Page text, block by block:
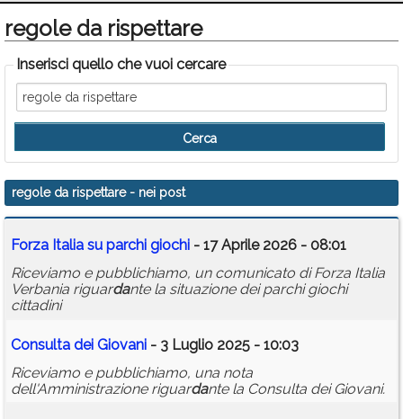
Politica
Sport
Eventi
Info Utili
Rubriche
Calendario
Annunci
regole da rispettare
Inserisci quello che vuoi cercare
regole da rispettare- nei post
Forza Italia su parchi giochi - 17 Aprile 2026 - 08:01
Riceviamo e pubblichiamo, un comunicato di Forza Italia
Verbania riguardante la situazione dei parchi giochi
cittadini
Consulta dei Giovani - 3 Luglio 2025 - 10:03
Riceviamo e pubblichiamo, una nota
dell'Amministrazione riguardante la Consulta dei Giovani.